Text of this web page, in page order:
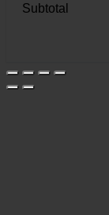
Subtotal